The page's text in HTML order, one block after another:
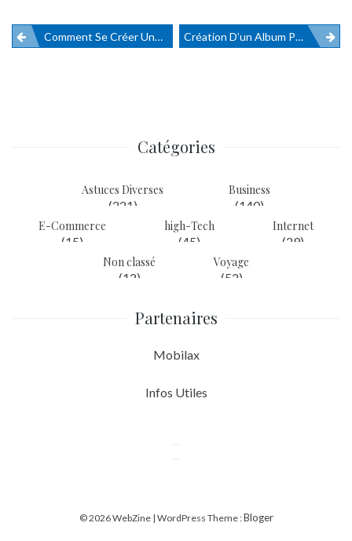
Navigation
Comment Se Créer Une Place Sociale ? Nos Conseils Et Astuces Création D’un Album Photos
Catégories
Astuces Diverses
(221)
Business
(140)
E-Commerce
(15)
high-Tech
(45)
Internet
(29)
Non classé
(12)
Voyage
(52)
Partenaires
Mobilax
Infos Utiles
© 2026 WebZine | WordPress Theme :Bloger